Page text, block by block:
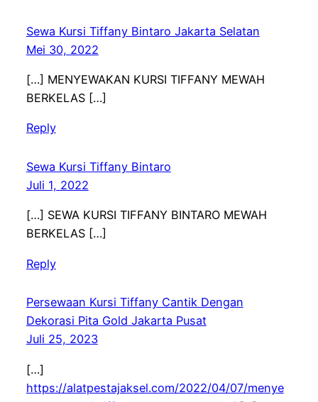
Sewa Kursi Tiffany Bintaro Jakarta Selatan
Mei 30, 2022
[…] MENYEWAKAN KURSI TIFFANY MEWAH
BERKELAS […]
Reply
Sewa Kursi Tiffany Bintaro
Juli 1, 2022
[…] SEWA KURSI TIFFANY BINTARO MEWAH
BERKELAS […]
Reply
Persewaan Kursi Tiffany Cantik Dengan
Dekorasi Pita Gold Jakarta Pusat
Juli 25, 2023
[…]
https://alatpestajaksel.com/2022/04/07/menye